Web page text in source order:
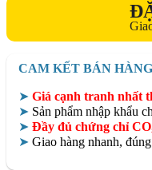
CAM KẾT BÁN HÀNG
➤ Giá cạnh tranh nhất
➤ Sản phẩm nhập khẩu
➤ Đầy đủ chứng chỉ
➤ Giao hàng nhanh,